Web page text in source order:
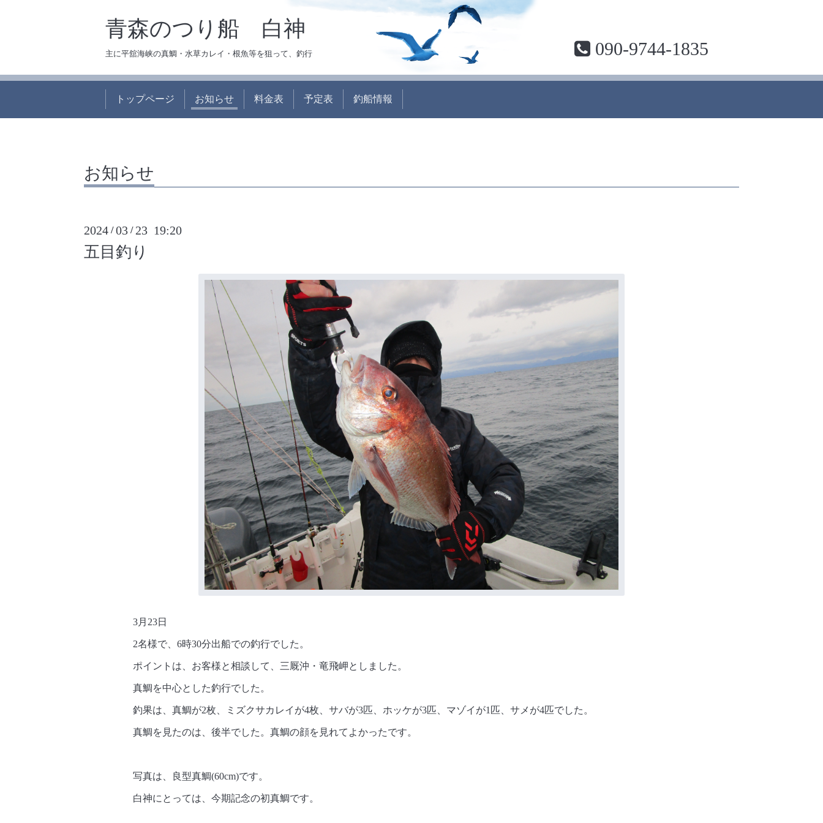
青森のつり船 白神
主に平舘海峡の真鯛・水草カレイ・根魚等を狙って、釣行 090-9744-1835
トップページ お知らせ 料金表 予定表 釣船情報
お知らせ
2024 /03 / 23 19:20
五目釣り
3月23日
2名様で、6時30分出船での釣行でした。
ポイントは、お客様と相談して、三厩沖・竜飛岬としました。
真鯛を中心とした釣行でした。
釣果は、真鯛が2枚、ミズクサカレイが4枚、サバが3匹、ホッケが3匹、マゾイが1匹、サメが4匹でした。
真鯛を見たのは、後半でした。真鯛の顔を見れてよかったです。
写真は、良型真鯛(60cm)です。
白神にとっては、今期記念の初真鯛です。